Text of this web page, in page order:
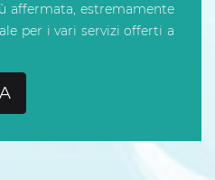
affermata, estremamente
per i vari servizi offerti a